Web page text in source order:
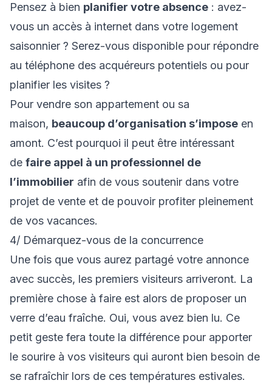
Pensez à bien planifier votre absence : avez-
vous un accès à internet dans votre logement
saisonnier ? Serez-vous disponible pour répondre
au téléphone des acquéreurs potentiels ou pour
planifier les visites ?
Pour vendre son appartement ou sa
maison, beaucoup d’organisation s’impose en
amont. C’est pourquoi il peut être intéressant
de faire appel à un professionnel de
l’immobilier afin de vous soutenir dans votre
projet de vente et de pouvoir profiter pleinement
de vos vacances.
4/ Démarquez-vous de la concurrence
Une fois que vous aurez partagé votre annonce
avec succès, les premiers visiteurs arriveront. La
première chose à faire est alors de proposer un
verre d’eau fraîche. Oui, vous avez bien lu. Ce
petit geste fera toute la différence pour apporter
le sourire à vos visiteurs qui auront bien besoin de
se rafraîchir lors de ces températures estivales.